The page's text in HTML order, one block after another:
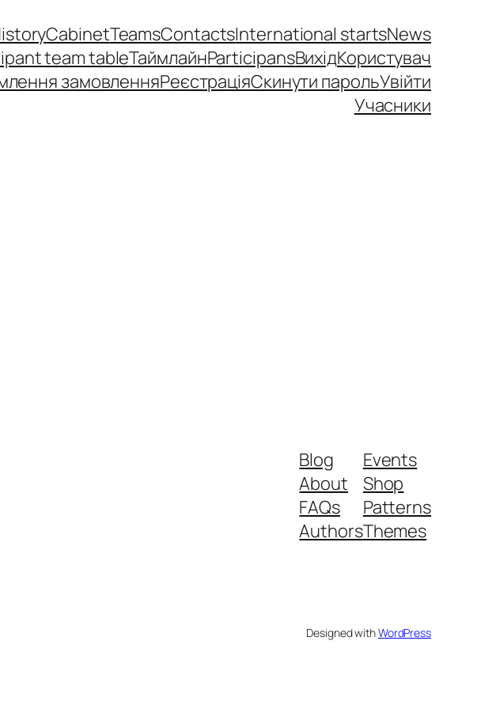
CabinetTeamsContactsInternational startsNews
team tableТаймлайнParticipansВихідКористувач
замовленняРеєстраціяСкинути парольУвійти
Учасники
Blog
About
FAQs
Authors
Events
Shop
Patterns
Themes
Designed withWordPress